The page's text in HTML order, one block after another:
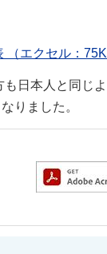
エクセル：
日本人と同じ
りました。